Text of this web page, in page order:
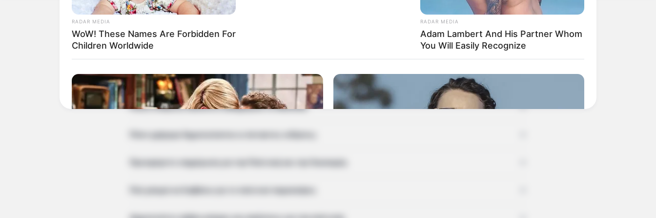
για την υπόθεση να είναι σε εξέλιξη.
Αφέθηκε ελεύθερος 0 26χρονος Η
αστυνομία άφησε ελεύθερο έναν
26χρονο άνδρα που συνελήφθη την
Παρασκευή κοντά…
πάπλωμα. Οι έρευνες των αρχών
στρέφονται στο στενό της
28χρονο σύντροφό της, Αχμάντ
Σχετικά με το Newstok +
Ειδήσεις—Συχνές Ερωτήσεις
Ποιες ειδήσεις καλύπτει καθημερινά το Newstok; +
RADAR MEDIA
WoW! These Names Are Forbidden For
Children Worldwide
RADAR MEDIA
Adam Lambert And His Partner Whom
You Will Easily Recognize